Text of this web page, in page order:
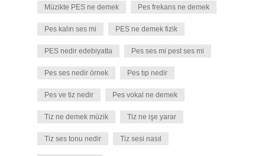
Müzikte PES ne demek Pes frekans ne demek
Pes kalın ses mi PES ne demek fizik
PES nedir edebiyatta Pes ses mi pest ses mi
Pes ses nedir örnek Pes tıp nedir
Pes ve tiz nedir Pes vokal ne demek
Tiz ne demek müzik Tiz ne işe yarar
Tiz ses tonu nedir Tiz sesi nasıl